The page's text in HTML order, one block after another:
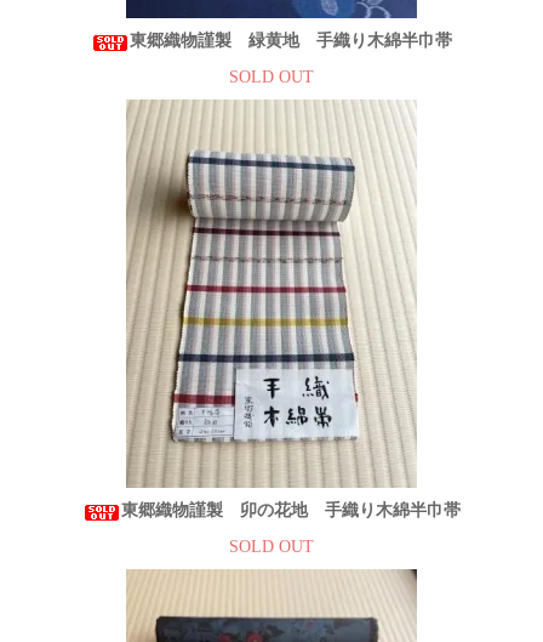
東郷織物謹製 緑黄地 手織り木綿半巾帯
SOLD OUT
東郷織物謹製 卯の花地 手織り木綿半巾帯
SOLD OUT